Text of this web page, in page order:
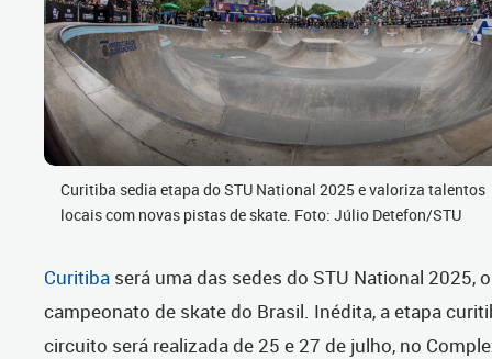
Curitiba sedia etapa do STU National 2025 e valoriza talentos
locais com novas pistas de skate. Foto: Júlio Detefon/STU
Curitiba será uma das sedes do STU National 2025,
campeonato de skate do Brasil. Inédita, a etapa
circuito será realizada de 25 e 27 de julho, no